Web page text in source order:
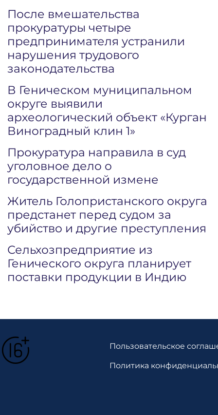
После вмешательства
прокуратуры четыре
предпринимателя устранили
нарушения трудового
законодательства
В Геническом муниципальном
округе выявили
археологический объект «Курган
Виноградный клин 1»
Прокуратура направила в суд
уголовное дело о
государственной измене
Житель Голопристанского округа
предстанет перед судом за
убийство и другие преступления
Сельхозпредприятие из
Генического округа планирует
поставки продукции в Индию
Пользовательское
Политика